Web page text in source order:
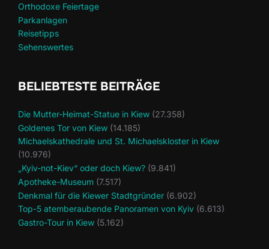
Orthodoxe Feiertage
Parkanlagen
Reisetipps
Sehenswertes
BELIEBTESTE BEITRÄGE
Die Mutter-Heimat-Statue in Kiew (27.358)
Goldenes Tor von Kiew (14.185)
Michaelskathedrale und St. Michaelskloster in Kiew
(10.976)
„Kyiv-not-Kiev“ oder doch Kiew? (9.841)
Apotheke-Museum (7.517)
Denkmal für die Kiewer Stadtgründer (6.902)
Top-5 atemberaubende Panoramen von Kyiv (6.613)
Gastro-Tour in Kiew (5.162)